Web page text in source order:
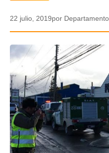
POLICIAL
AUDIOS
VIDEOS
GALERIA DE FOTOS
APP MÓVIL
22 julio, 2019por